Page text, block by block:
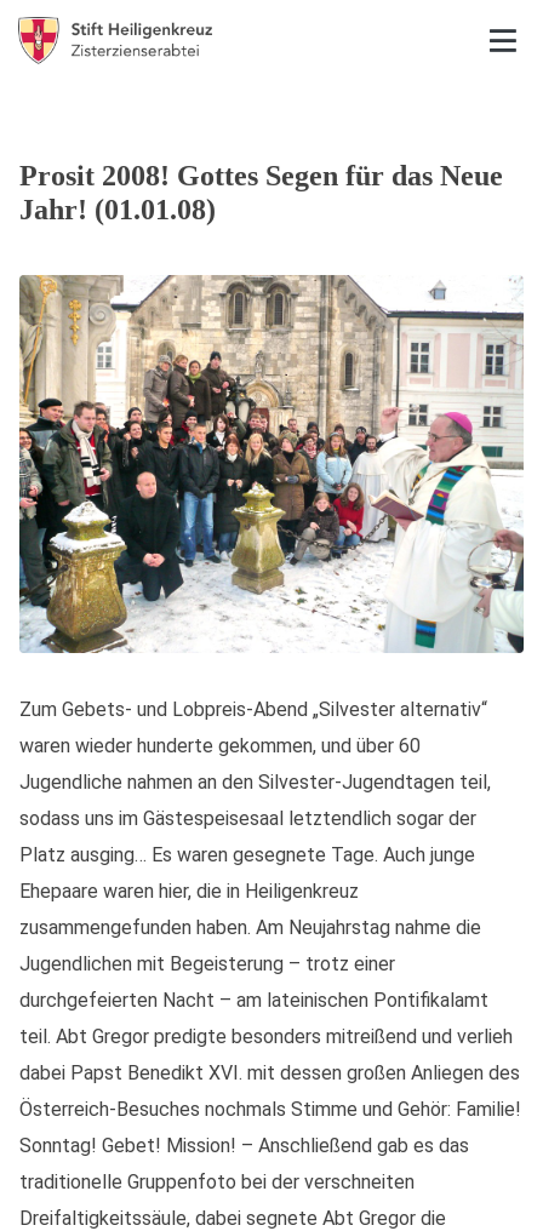
Prosit 2008! Gottes Segen für das Neue
Jahr! (01.01.08)
Zum Gebets- und Lobpreis-Abend „Silvester alternativ“
waren wieder hunderte gekommen, und über 60
Jugendliche nahmen an den Silvester-Jugendtagen teil,
sodass uns im Gästespeisesaal letztendlich sogar der
Platz ausging… Es waren gesegnete Tage. Auch junge
Ehepaare waren hier, die in Heiligenkreuz
zusammengefunden haben. Am Neujahrstag nahme die
Jugendlichen mit Begeisterung – trotz einer
durchgefeierten Nacht – am lateinischen Pontifikalamt
teil. Abt Gregor predigte besonders mitreißend und verlieh
dabei Papst Benedikt XVI. mit dessen großen Anliegen des
Österreich-Besuches nochmals Stimme und Gehör: Familie!
Sonntag! Gebet! Mission! – Anschließend gab es das
traditionelle Gruppenfoto bei der verschneiten
Dreifaltigkeitssäule, dabei segnete Abt Gregor die